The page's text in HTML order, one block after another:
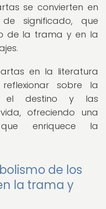
se convierten en
significado, que
de la trama y en la
en la literatura
sobre la
el destino y las
ofreciendo una
enriquece la
de los
la trama y